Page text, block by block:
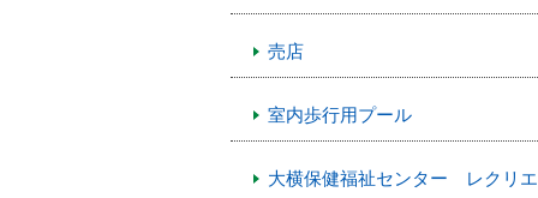
売店
室内歩行用プール
大横保健福祉センター レクリ